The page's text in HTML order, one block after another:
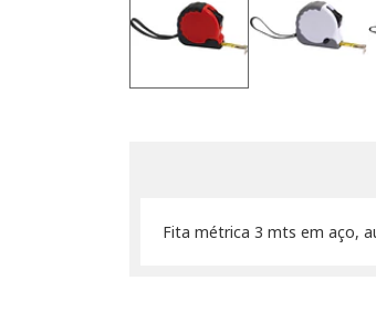
Fita métrica 3 mts em aço,